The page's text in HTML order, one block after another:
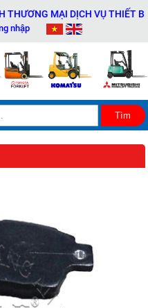
MẠI DỊCH VỤ THIẾT BỊ KỸ
nhập